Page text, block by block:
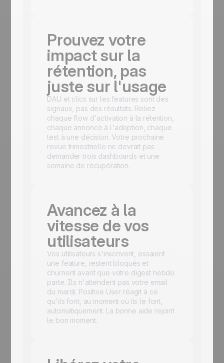
Prouvez votre
impact sur la
rétention, pas
juste sur l'usage
DAU et clics sur les features sont des
signaux, pas des résultats. Reliez
chaque flow d'activation à la rétention,
chaque annonce à l'adoption, chaque
test à une décision. Votre prochaine
revue trimestrielle ne devrait pas
demander trois dashboards et une
semaine de récupération.
Avancez à la
vitesse de vos
utilisateurs
Vos utilisateurs s'inscrivent, essaient
une feature, restent bloqués et
churnent avant que votre digest hebdo
parte. Ils n'attendent pas votre email
du mardi. Positive User réagit à ce
qu'ils font, au moment où ils le font,
automatiquement. La bonne aide rejoint
le bon moment.